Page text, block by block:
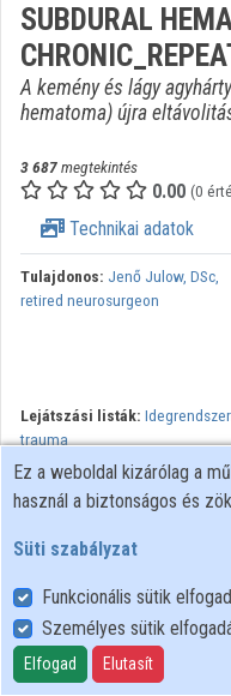
Közreműködők
Megjelenés:világos
SUBDURAL
A kemény és lágy
hematoma) újra
3 687megtekintés
0.00 (0
Technikai adatok
Tulajdonos: Jenő Julow, DSc,
retired neurosurgeon
Lejátszási listák:
trauma
A kemény és lágy
hematoma hosszú idő
eltávolitása. Jeno Julow MD
Japan International
Felhasználói szabályzat
Ez a weboldal kizárólag a
használ a biztonságos és
Süti szabályzat
Funkcionális sütik
Személyes sütik
Elfogad Elutasít